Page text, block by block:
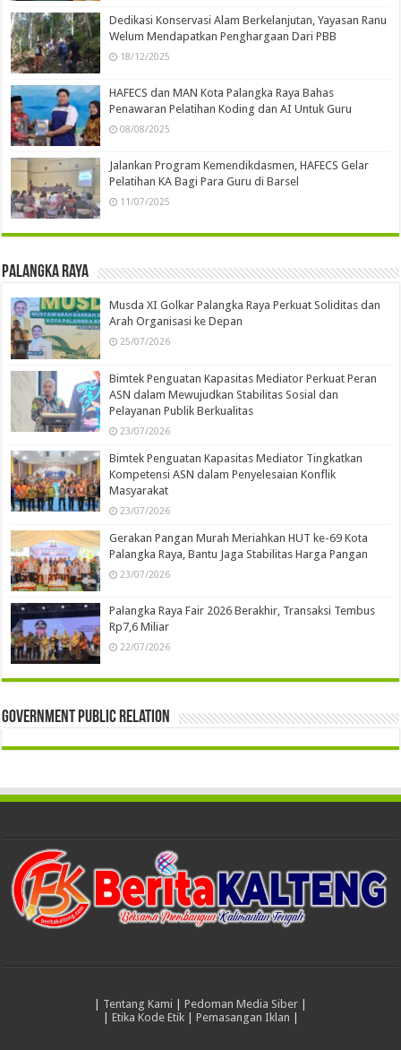
Dedikasi Konservasi Alam Berkelanjutan, Yayasan Ranu
Welum Mendapatkan Penghargaan Dari PBB
18/12/2025
HAFECS dan MAN Kota Palangka Raya Bahas
Penawaran Pelatihan Koding dan AI Untuk Guru
08/08/2025
Jalankan Program Kemendikdasmen, HAFECS Gelar
Pelatihan KA Bagi Para Guru di Barsel
11/07/2025
Palangka Raya
Musda XI Golkar Palangka Raya Perkuat Soliditas dan
Arah Organisasi ke Depan
25/07/2026
Bimtek Penguatan Kapasitas Mediator Perkuat Peran
ASN dalam Mewujudkan Stabilitas Sosial dan
Pelayanan Publik Berkualitas
23/07/2026
Bimtek Penguatan Kapasitas Mediator Tingkatkan
Kompetensi ASN dalam Penyelesaian Konflik
Masyarakat
23/07/2026
Gerakan Pangan Murah Meriahkan HUT ke-69 Kota
Palangka Raya, Bantu Jaga Stabilitas Harga Pangan
23/07/2026
Palangka Raya Fair 2026 Berakhir, Transaksi Tembus
Rp7,6 Miliar
22/07/2026
Government Public Relation
| Tentang Kami | Pedoman Media Siber |
| Etika Kode Etik| Pemasangan Iklan |